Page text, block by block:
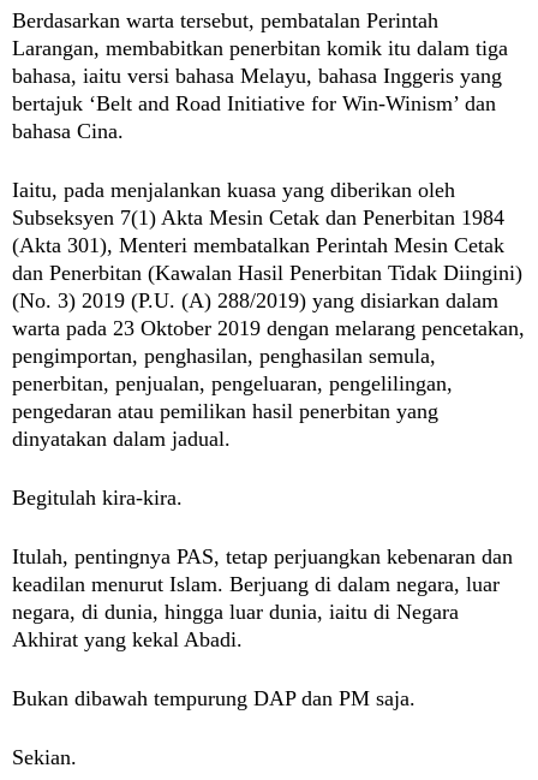
Berdasarkan warta tersebut, pembatalan Perintah
Larangan, membabitkan penerbitan komik itu dalam tiga
bahasa, iaitu versi bahasa Melayu, bahasa Inggeris yang
bertajuk ‘Belt and Road Initiative for Win-Winism’ dan
bahasa Cina.
Iaitu, pada menjalankan kuasa yang diberikan oleh
Subseksyen 7(1) Akta Mesin Cetak dan Penerbitan 1984
(Akta 301), Menteri membatalkan Perintah Mesin Cetak
dan Penerbitan (Kawalan Hasil Penerbitan Tidak Diingini)
(No. 3) 2019 (P.U. (A) 288/2019) yang disiarkan dalam
warta pada 23 Oktober 2019 dengan melarang pencetakan,
pengimportan, penghasilan, penghasilan semula,
penerbitan, penjualan, pengeluaran, pengelilingan,
pengedaran atau pemilikan hasil penerbitan yang
dinyatakan dalam jadual.
Begitulah kira-kira.
Itulah, pentingnya PAS, tetap perjuangkan kebenaran dan
keadilan menurut Islam. Berjuang di dalam negara, luar
negara, di dunia, hingga luar dunia, iaitu di Negara
Akhirat yang kekal Abadi.
Bukan dibawah tempurung DAP dan PM saja.
Sekian.